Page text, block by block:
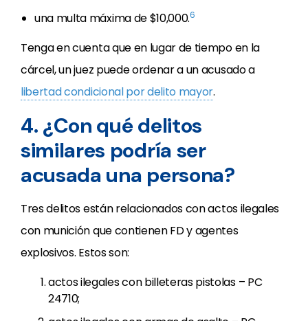
una multa máxima de $10,000.6
Tenga en cuenta que en lugar de tiempo en la
cárcel, un juez puede ordenar a un acusado a
libertad condicional por delito mayor.
4. ¿Con qué delitos
similares podría ser
acusada una persona?
Tres delitos están relacionados con actos ilegales
con munición que contienen FD y agentes
explosivos. Estos son:
actos ilegales con billeteras pistolas – PC
24710;